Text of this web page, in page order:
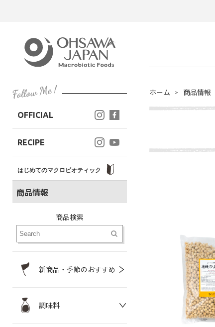
OFFICIAL
RECIPE
はじめてのマクロビオティック
商品情報
商品検索
新商品・季節のおすすめ
調味料
ホーム 商品情報